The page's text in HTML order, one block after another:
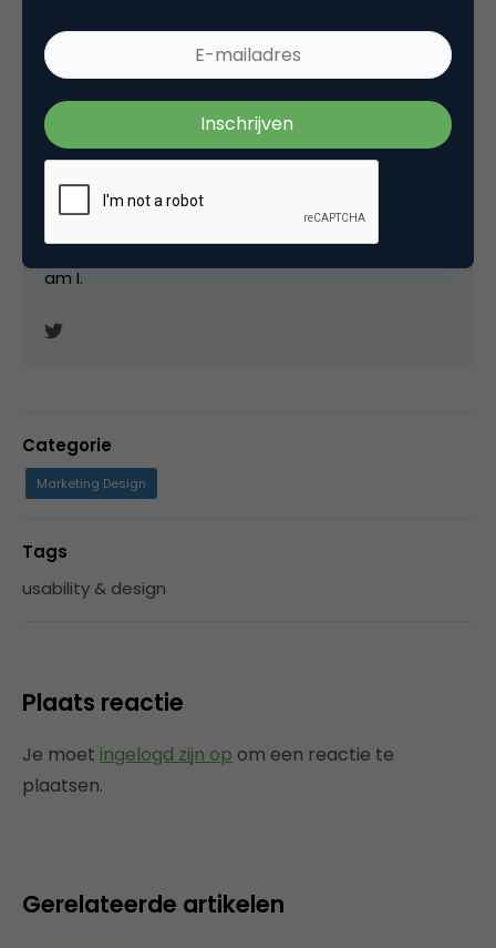
gebied van groeien en innoveren van de
marketingmix van de toekomst. Petersen is door
Bureau Meltwater getipt als nummer 1
contentmarketeer en top 10 marketinginfluencer.
De excentrieke Petersen komt uit een
ondernemers- en acteursfamilie en is een ver
verleden actief geweest als acteur in onder
andere Flodder, ZwartBoek en Jackie Chan’s Who
am I.
Categorie
Marketing Design
Tags
usability & design
Plaats reactie
Je moet ingelogd zijn op om een reactie te
plaatsen.
Gerelateerde artikelen